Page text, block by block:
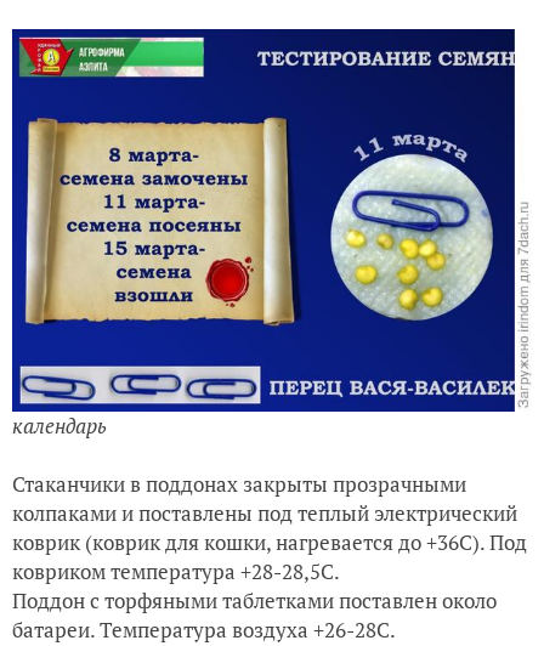
календарь
Стаканчики в поддонах закрыты прозрачными
колпаками и поставлены под теплый электрический
коврик (коврик для кошки, нагревается до +36С). Под
ковриком температура +28-28,5С.
Поддон с торфяными таблетками поставлен около
батареи. Температура воздуха +26-28С.